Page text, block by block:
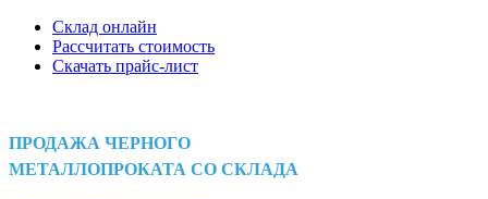
Склад онлайн
Рассчитать стоимость
Скачать прайс-лист
ПРОДАЖА ЧЕРНОГО
МЕТАЛЛОПРОКАТА СО СКЛАДА